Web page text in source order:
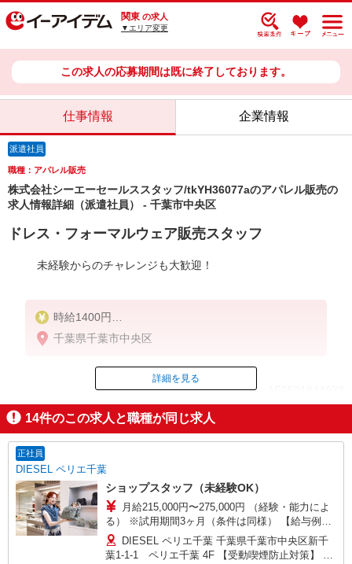
関東 の求人
▼エリア変更
この求人の応募期間は既に終了しております。
仕事情報 企業情報
派遣社員
職種：アパレル販売
株式会社シーエーセールススタッフ/tkYH36077aのアパレル販売の
求人情報詳細（派遣社員） - 千葉市中央区
ドレス・フォーマルウェア販売スタッフ
未経験からのチャレンジも大歓迎！
時給1400円
■月給例【22万円〜25万円】■22日間勤務の場合＝23
＋残業代（1.25倍：1分単位で支給）※時給は経験に
より変動します。
千葉県千葉市中央区
ID：AE0501944072
掲載期間終了
詳細を見る
14件のこの求人と職種が同じ求人
正社員
DIESEL ペリエ千葉
ショップスタッフ（未経験OK）
月給215,000円〜275,000円 （経験・能力によ
る） ※試用期間3ヶ月（条件は同様） 【給与例】
月給245,000円 別途、残業代全額支給 (社会人経
験2年、アパレル経験あり)
DIESEL ペリエ千葉 千葉県千葉市中央区新千
葉1-1-1 ペリエ千葉 4F 【受動喫煙防止対策】 屋